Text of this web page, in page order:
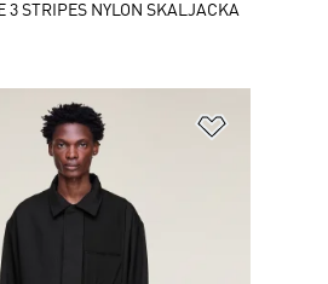
3 STRIPES NYLON SKALJACKA